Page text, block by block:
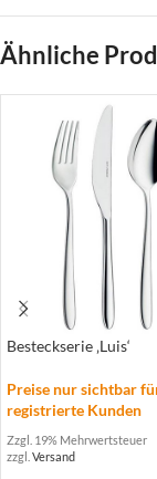
Ähnliche
Besteckserie ‚Luis‘
Preise nur sichtbar
registrierte Kunden
Zzgl. 19% Mehrwertsteuer
zzgl. Versand